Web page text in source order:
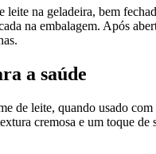
leite na geladeira, bem
na embalagem. Após
a saúde
de leite, quando usado com
cremosa e um toque de